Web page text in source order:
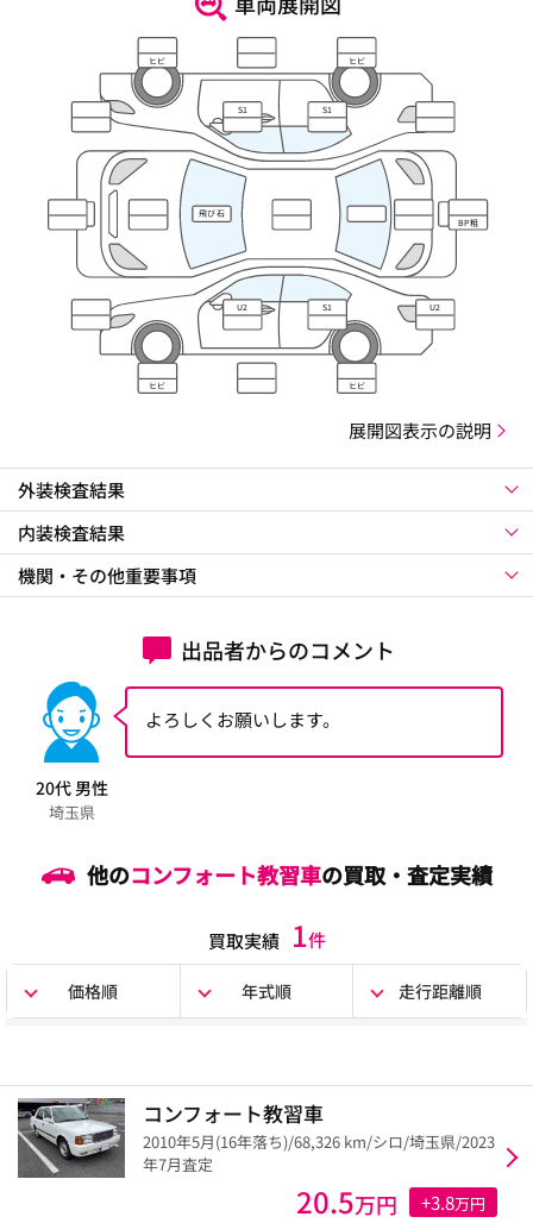
ヒビ ヒビ
S1 S1
飛び石
BP粗
U2 S1 U2
ヒビ ヒビ
展開図表示の説明
外装検査結果
内装検査結果
機関・その他重要事項
出品者からのコメント
20代 男性
埼玉県
よろしくお願いします。
他のコンフォート教習車の買取・査定実績
買取実績 1件
価格順 年式順 走行距離順
コンフォート教習車
2010年5月(16年落ち)/68,326 km/シロ/埼玉県/2023
年7月査定
20.5万円 +3.8万円